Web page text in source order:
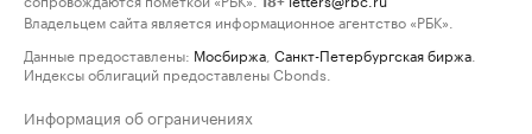
Владельцем сайта является информационное агентство «РБК».
Данные предоставлены: Мосбиржа Санкт-Петербургская биржа
Индексы облигаций предоставлены Cbonds.
Информация об ограничениях